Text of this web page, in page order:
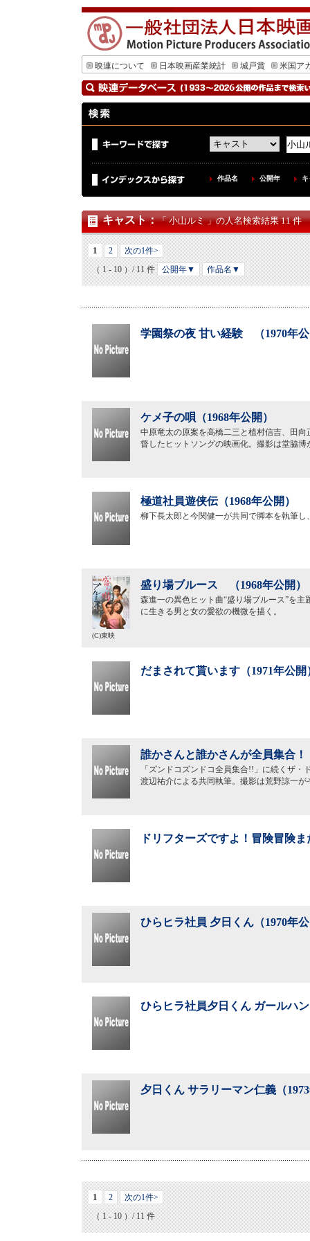
映連について 日本映画産業統計 城戸賞 米国ア
作品名 公開年
キャスト：「 小山ルミ 」の人名検索結果 11 件
1 2
次の1件>
（ 1 - 10 ）/ 11 件
公開年▼ 作品名▼
学園祭の夜 甘い経験 （1970年
ケメ子の唄（1968年公開）
中原竜太の原案を高橋二三と植村信吉、田
督したヒットソングの映画化。撮影は堂脇博
極道社員遊侠伝（1968年公開）
柳下長太郎と今関健一が共同で脚本を執筆
盛り場ブルース （1968年公開）
森進一の異色ヒット曲“盛り場ブルース”を
に生きる男と女の愛欲の機微を描く。
(C)東映
だまされて貰います（1971年公開
誰かさんと誰かさんが全員集合！
「ズンドコズンドコ全員集合!!」に続くザ
渡辺祐介による共同執筆。撮影は荒野諒一が
ドリフターズですよ！冒険冒険
ひらヒラ社員 夕日くん（1970年
ひらヒラ社員夕日くん ガールハ
夕日くん サラリーマン仁義（
1 2
次の1件>
（ 1 - 10 ）/ 11 件